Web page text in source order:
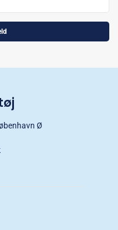
Ø